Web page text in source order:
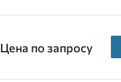
Цена по запросу